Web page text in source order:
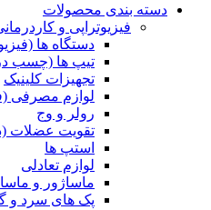
دسته بندی محصولات
فیزیوتراپی و
دستگاه ها
تیپ ها (چسب
تجهیزات کلینیک
لوازم مصرفی
رولر و وج
تقویت عضلات
استپ ها
لوازم تعادلی
ماساژور و
پک های سرد و